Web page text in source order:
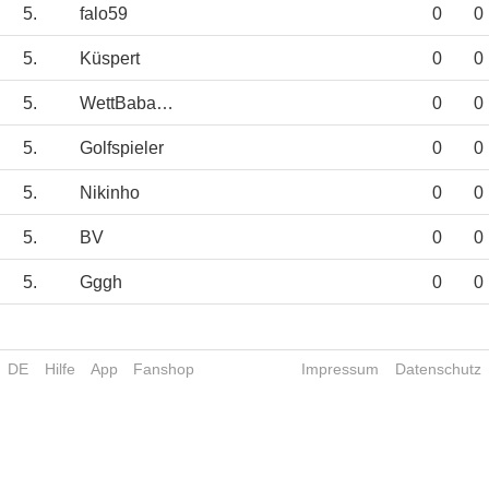
5. falo59 0 0
5. Küspert 0 0
5. WettBaba1892 0 0
5. Golfspieler 0 0
5. Nikinho 0 0
5. BV 0 0
5. Gggh 0 0
DE Hilfe App Fanshop Impressum Datenschutz